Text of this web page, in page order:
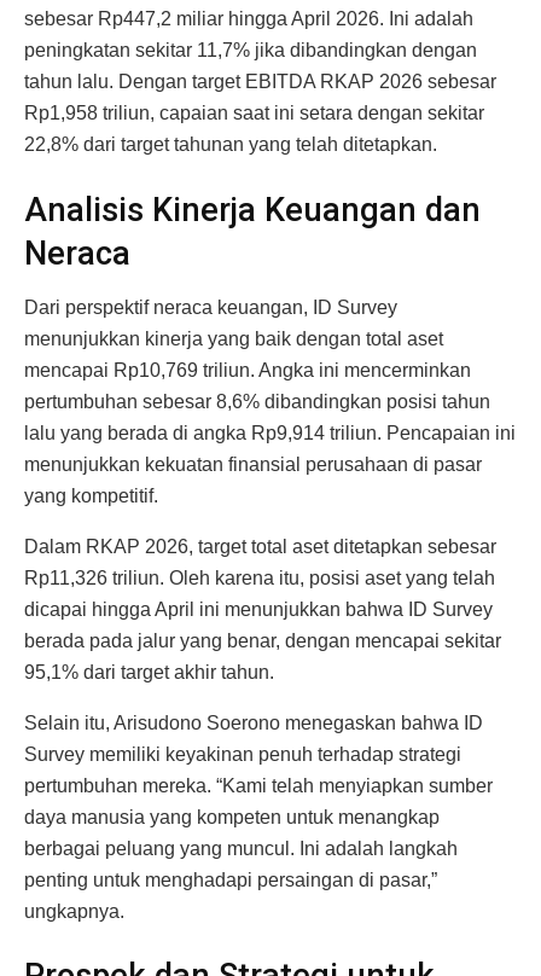
sebesar Rp447,2 miliar hingga April 2026. Ini adalah
peningkatan sekitar 11,7% jika dibandingkan dengan
tahun lalu. Dengan target EBITDA RKAP 2026 sebesar
Rp1,958 triliun, capaian saat ini setara dengan sekitar
22,8% dari target tahunan yang telah ditetapkan.
Analisis Kinerja Keuangan dan
Neraca
Dari perspektif neraca keuangan, ID Survey
menunjukkan kinerja yang baik dengan total aset
mencapai Rp10,769 triliun. Angka ini mencerminkan
pertumbuhan sebesar 8,6% dibandingkan posisi tahun
lalu yang berada di angka Rp9,914 triliun. Pencapaian ini
menunjukkan kekuatan finansial perusahaan di pasar
yang kompetitif.
Dalam RKAP 2026, target total aset ditetapkan sebesar
Rp11,326 triliun. Oleh karena itu, posisi aset yang telah
dicapai hingga April ini menunjukkan bahwa ID Survey
berada pada jalur yang benar, dengan mencapai sekitar
95,1% dari target akhir tahun.
Selain itu, Arisudono Soerono menegaskan bahwa ID
Survey memiliki keyakinan penuh terhadap strategi
pertumbuhan mereka. “Kami telah menyiapkan sumber
daya manusia yang kompeten untuk menangkap
berbagai peluang yang muncul. Ini adalah langkah
penting untuk menghadapi persaingan di pasar,”
ungkapnya.